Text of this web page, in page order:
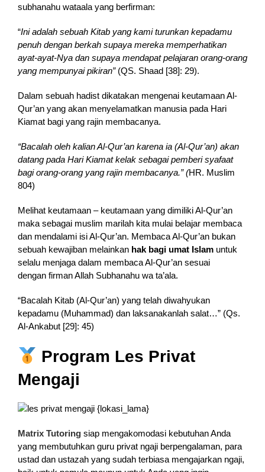
subhanahu wataala yang berfirman:
“Ini adalah sebuah Kitab yang kami turunkan kepadamu
penuh dengan berkah supaya mereka memperhatikan
ayat-ayat-Nya dan supaya mendapat pelajaran orang-orang
yang mempunyai pikiran” (QS. Shaad [38]: 29).
Dalam sebuah hadist dikatakan mengenai keutamaan Al-
Qur’an yang akan menyelamatkan manusia pada Hari
Kiamat bagi yang rajin membacanya.
“Bacalah oleh kalian Al-Qur’an karena ia (Al-Qur’an) akan
datang pada Hari Kiamat kelak sebagai pemberi syafaat
bagi orang-orang yang rajin membacanya.” (HR. Muslim
804)
Melihat keutamaan – keutamaan yang dimiliki Al-Qur’an
maka sebagai muslim marilah kita mulai belajar membaca
dan mendalami isi Al-Qur’an. Membaca Al-Qur’an bukan
sebuah kewajiban melainkan hak bagi umat Islamuntuk
selalu menjaga dalam membaca Al-Qur’an sesuai
dengan firman Allah Subhanahu wa ta’ala.
“Bacalah Kitab (Al-Qur’an) yang telah diwahyukan
kepadamu (Muhammad) dan laksanakanlah salat…” (Qs.
Al-Ankabut [29]: 45)
Program Les Privat
Mengaji
Matrix Tutoringsiap mengakomodasi kebutuhan Anda
yang membutuhkan guru privat ngaji berpengalaman, para
ustad dan ustazah yang sudah terbiasa mengajarkan ngaji,